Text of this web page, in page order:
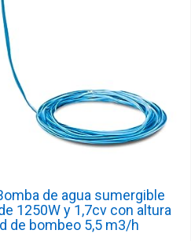
de agua sumergible
1250W y 1,7cv con altura
de bombeo 5,5 m3/h